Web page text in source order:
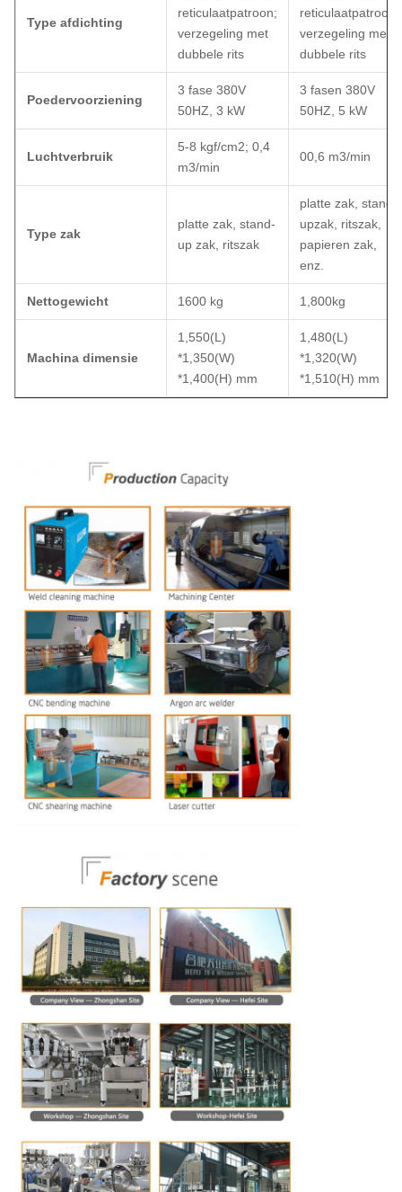
Type afdichting
reticulaatpatroon;
verzegeling met
dubbele rits
reticulaatpatroon;
verzegeling met
dubbele rits
Poedervoorziening
3 fase 380V
50HZ, 3 kW
3 fasen 380V
50HZ, 5 kW
Luchtverbruik
5-8 kgf/cm2; 0,4
m3/min
00,6 m3/min
Type zak
platte zak, stand-
up zak, ritszak
platte zak, stand-
upzak, ritszak,
papieren zak,
enz.
Nettogewicht 1600 kg 1,800kg
Machina dimensie
1,550(L)
*1,350(W)
*1,400(H) mm
1,480(L)
*1,320(W)
*1,510(H) mm